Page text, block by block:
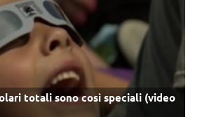
totali sono così speciali (video